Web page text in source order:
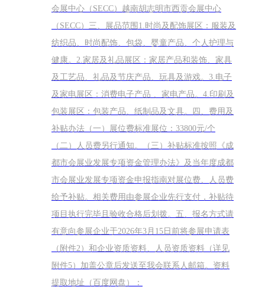
会展中心（SECC）越南胡志明市西贡会展中心
（SECC）三、展品范围1.时尚及配饰展区：服装及
纺织品、时尚配饰、包袋、婴童产品、个人护理与
健康。2.家居及礼品展区：家居产品和装饰、家具
及工艺品、礼品及节庆产品、玩具及游戏。3.电子
及家电展区：消费电子产品 、家电产品。4.印刷及
包装展区：包装产品、纸制品及文具。四、费用及
补贴办法（一）展位费标准展位：33800元/个
（二）人员费另行通知。（三）补贴标准按照《成
都市会展业发展专项资金管理办法》及当年度成都
市会展业发展专项资金申报指南对展位费、人员费
给予补贴。相关费用由参展企业先行支付，补贴待
项目执行完毕且验收合格后划拨。五、报名方式请
有意向参展企业于2026年3月15日前将参展申请表
（附件2）和企业资质资料、人员资质资料（详见
附件5）加盖公章后发送至我会联系人邮箱。资料
提取地址（百度网盘）：